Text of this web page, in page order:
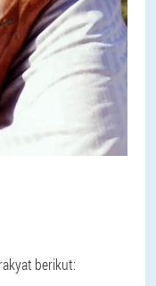
berikut: